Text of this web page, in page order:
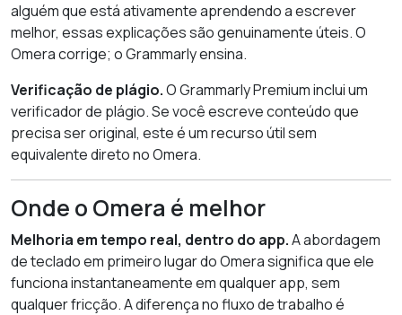
alguém que está ativamente aprendendo a escrever
melhor, essas explicações são genuinamente úteis. O
Omera corrige; o Grammarly ensina.
Verificação de plágio.O Grammarly Premium inclui um
verificador de plágio. Se você escreve conteúdo que
precisa ser original, este é um recurso útil sem
equivalente direto no Omera.
Onde o Omera é melhor
Melhoria em tempo real, dentro do app.A abordagem
de teclado em primeiro lugar do Omera significa que ele
funciona instantaneamente em qualquer app, sem
qualquer fricção. A diferença no fluxo de trabalho é